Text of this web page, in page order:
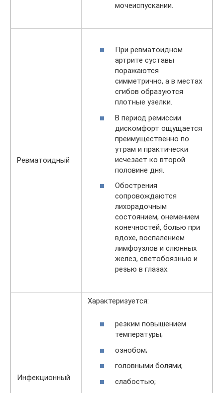
мочеиспускании.
Ревматоидный
При ревматоидном
артрите суставы
поражаются
симметрично, а в местах
сгибов образуются
плотные узелки.
В период ремиссии
дискомфорт ощущается
преимущественно по
утрам и практически
исчезает ко второй
половине дня.
Обострения
сопровождаются
лихорадочным
состоянием, онемением
конечностей, болью при
вдохе, воспалением
лимфоузлов и слюнных
желез, светобоязнью и
резью в глазах.
Инфекционный
Характеризуется:
резким повышением
температуры;
ознобом;
головными болями;
слабостью;